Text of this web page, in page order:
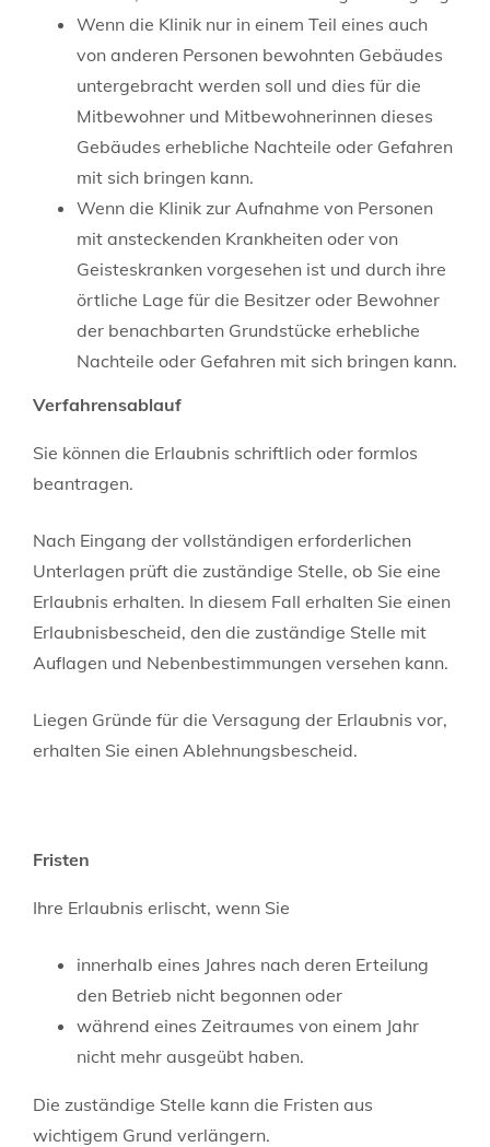
Wenn die Klinik nur in einem Teil eines auch
von anderen Personen bewohnten Gebäudes
untergebracht werden soll und dies für die
Mitbewohner und Mitbewohnerinnen dieses
Gebäudes erhebliche Nachteile oder Gefahren
mit sich bringen kann.
Wenn die Klinik zur Aufnahme von Personen
mit ansteckenden Krankheiten oder von
Geisteskranken vorgesehen ist und durch ihre
örtliche Lage für die Besitzer oder Bewohner
der benachbarten Grundstücke erhebliche
Nachteile oder Gefahren mit sich bringen kann.
Verfahrensablauf
Sie können die Erlaubnis schriftlich oder formlos
beantragen.
Nach Eingang der vollständigen erforderlichen
Unterlagen prüft die zuständige Stelle, ob Sie eine
Erlaubnis erhalten. In diesem Fall erhalten Sie einen
Erlaubnisbescheid, den die zuständige Stelle mit
Auflagen und Nebenbestimmungen versehen kann.
Liegen Gründe für die Versagung der Erlaubnis vor,
erhalten Sie einen Ablehnungsbescheid.
Fristen
Ihre Erlaubnis erlischt, wenn Sie
innerhalb eines Jahres nach deren Erteilung
den Betrieb nicht begonnen oder
während eines Zeitraumes von einem Jahr
nicht mehr ausgeübt haben.
Die zuständige Stelle kann die Fristen aus
wichtigem Grund verlängern.